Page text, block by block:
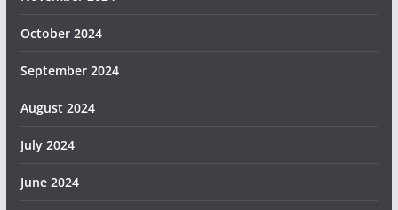
October 2024
September 2024
August 2024
July 2024
June 2024